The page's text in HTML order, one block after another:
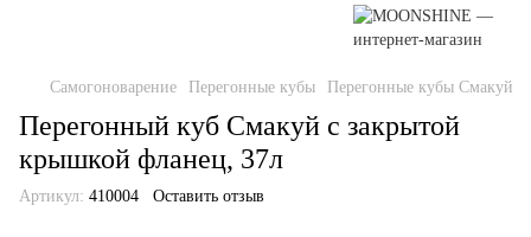
Самогоноварение Перегонные кубы Перегонные кубы Смакуй
Перегонный куб Смакуй с закрытой
крышкой фланец, 37л
Артикул: 410004 Оставить отзыв